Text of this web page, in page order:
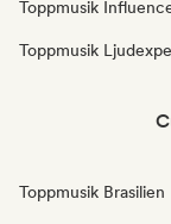
Toppmusik
Toppmusik
Toppmusik Brasilien